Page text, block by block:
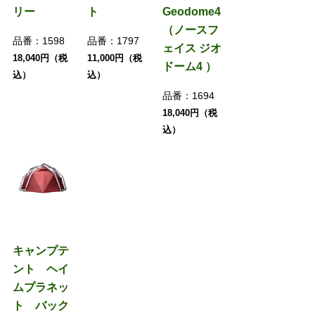
リー
品番： 1598
18,040円（税
込）
ト
品番： 1797
11,000円（税
込）
Geodome4
（ノースフ
ェイス ジオ
ドーム4 ）
品番： 1694
18,040円（税
込）
キャンプテ
ント ヘイ
ムプラネッ
ト バック